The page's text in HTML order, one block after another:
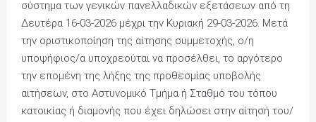
σύστημα των γενικών πανελλαδικών εξετάσεων από τη
Δευτέρα 16-03-2026 μέχρι την Κυριακή 29-03-2026. Μετά
την οριστικοποίηση της αίτησης συμμετοχής, ο/η
υποψήφιος/α υποχρεούται να προσέλθει, το αργότερο
την επομένη της λήξης της προθεσμίας υποβολής
αιτήσεων, στο Αστυνομικό Τμήμα ή Σταθμό του τόπου
κατοικίας ή διαμονής που έχει δηλώσει στην αίτησή του/